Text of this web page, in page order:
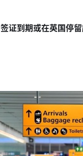
签证到期或在英国停